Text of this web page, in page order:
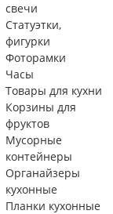
свечи
Статуэтки,
фигурки
Фоторамки
Часы
Товары для кухни
Корзины для
фруктов
Мусорные
контейнеры
Органайзеры
кухонные
Планки кухонные